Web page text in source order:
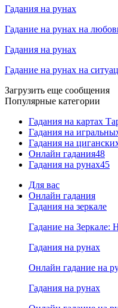
Гадания на рунах
Гадание на рунах на
Гадания на рунах
Гадание на рунах на
Загрузить еще сообщения
Популярные категории
Гадания на картах
Гадания на
Гадания на
Онлайн гадания48
Гадания на рунах45
Для вас
Онлайн гадания
Гадания на зеркале
Гадание на Зеркале:
Гадания на рунах
Онлайн гадание на
Гадания на рунах